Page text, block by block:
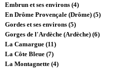
Embrun et ses environs (4)
En Drôme Provençale (Drôme) (5)
Gordes et ses environs (5)
Gorges de l'Ardèche (Ardèche) (6)
La Camargue (11)
La Côte Bleue (7)
La Montagnette (4)